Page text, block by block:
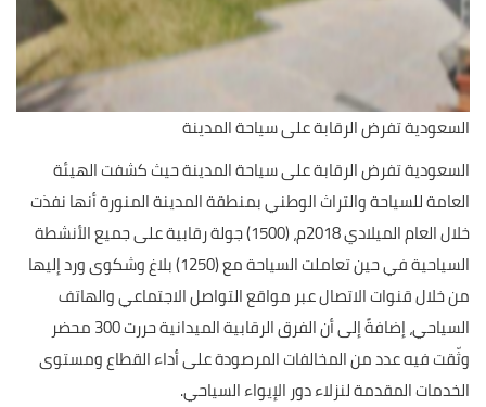
السعودية تفرض الرقابة على سياحة المدينة
السعودية تفرض الرقابة على سياحة المدينة حيث كشفت الهيئة
العامة للسياحة والتراث الوطني بمنطقة المدينة المنورة أنها نفذت
خلال العام الميلادي 2018م، (1500) جولة رقابية على جميع الأنشطة
السياحية في حين تعاملت السياحة مع (1250) بلاغ وشكوى ورد إليها
من خلال قنوات الاتصال عبر مواقع التواصل الاجتماعي والهاتف
السياحي، إضافةً إلى أن الفرق الرقابية الميدانية حررت 300 محضر
وثّقت فيه عدد من المخالفات المرصودة على أداء القطاع ومستوى
الخدمات المقدمة لنزلاء دور الإيواء السياحي.